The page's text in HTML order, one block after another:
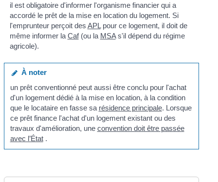
il est obligatoire d'informer l'organisme financier qui a
accordé le prêt de la mise en location du logement. Si
l'emprunteur perçoit des APLpour ce logement, il doit de
même informer la Caf(ou la MSAs'il dépend du régime
agricole).
À noter
un prêt conventionné peut aussi être conclu pour l'achat
d'un logement dédié à la mise en location, à la condition
que le locataire en fasse sa résidence principale. Lorsque
ce prêt finance l'achat d'un logement existant ou des
travaux d'amélioration, une convention doit être passée
avec l’État.